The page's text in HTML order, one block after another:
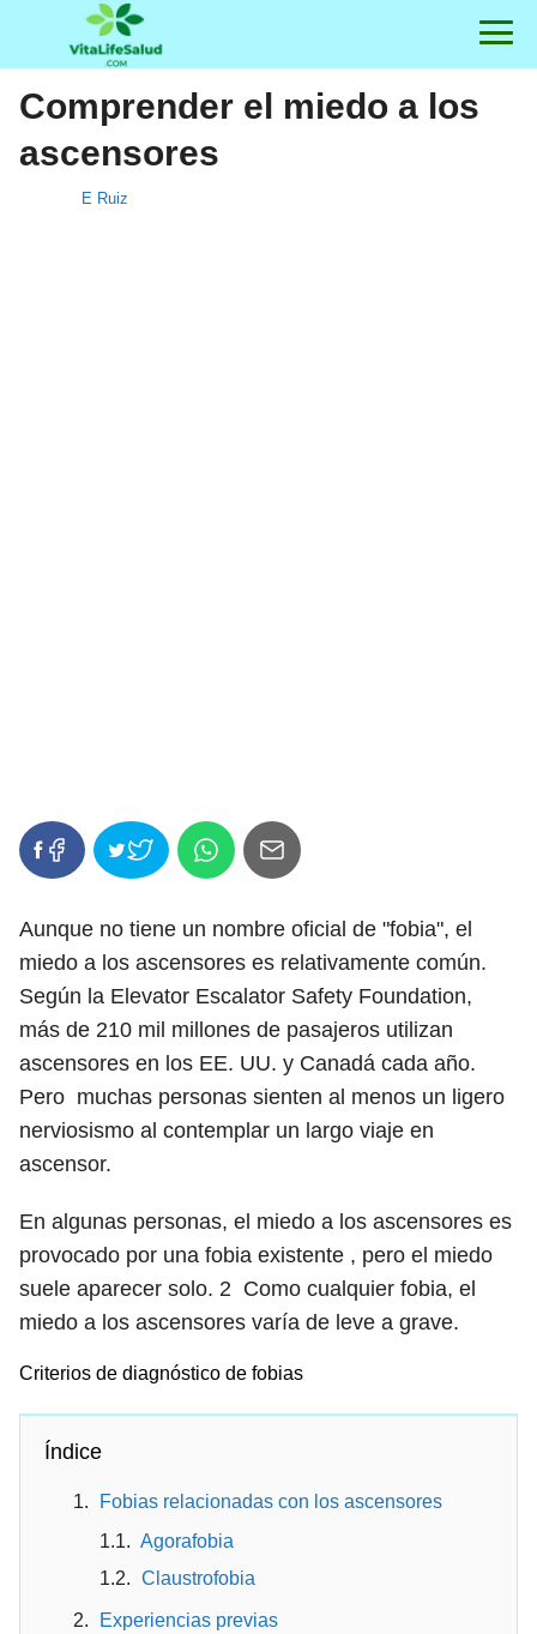
Comprender el miedo a los
ascensores
E Ruiz
Aunque no tiene un nombre oficial de "fobia", el
miedo a los ascensores es relativamente común.
Según la Elevator Escalator Safety Foundation,
más de 210 mil millones de pasajeros utilizan
ascensores en los EE. UU. y Canadá cada año.
Pero muchas personas sienten al menos un ligero
nerviosismo al contemplar un largo viaje en
ascensor.
En algunas personas, el miedo a los ascensores es
provocado por una fobia existente , pero el miedo
suele aparecer solo. 2 Como cualquier fobia, el
miedo a los ascensores varía de leve a grave.
Criterios de diagnóstico de fobias
Índice
Fobias relacionadas con los ascensores
Agorafobia
Claustrofobia
Experiencias previas